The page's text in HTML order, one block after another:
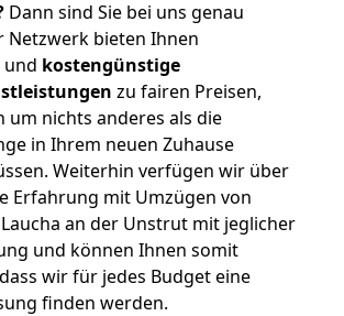
Dann sind Sie bei uns genau
Netzwerk bieten Ihnen
und kostengünstige
zu fairen Preisen,
um nichts anderes als die
in Ihrem neuen Zuhause
Weiterhin verfügen wir über
Erfahrung mit Umzügen von
an der Unstrut mit jeglicher
und können Ihnen somit
wir für jedes Budget eine
finden werden.